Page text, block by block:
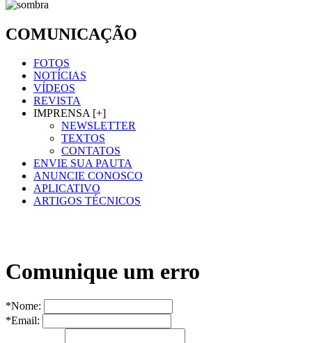
COMUNICAÇÃO
FOTOS
NOTÍCIAS
VÍDEOS
REVISTA
IMPRENSA [+]
NEWSLETTER
TEXTOS
CONTATOS
ENVIE SUA PAUTA
ANUNCIE CONOSCO
APLICATIVO
ARTIGOS TÉCNICOS
Comunique um erro
*Nome:
*Email: